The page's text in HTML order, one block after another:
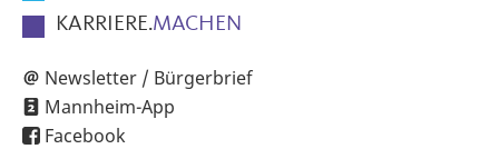
KARRIERE.MACHEN
Newsletter / Bürgerbrief
Mannheim-App
Facebook